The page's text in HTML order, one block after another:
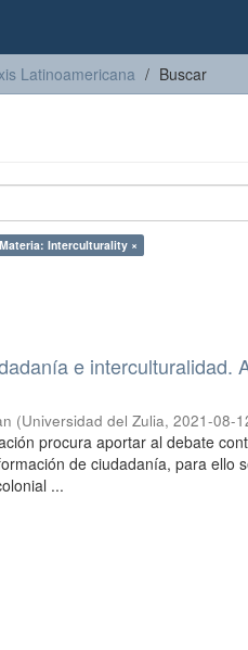
Latinoamericana Buscar
Materia: Interculturality ×
e interculturalidad.
(Universidad del Zulia,2021-08-
procura aportar al debate
de ciudadanía, para ello
...